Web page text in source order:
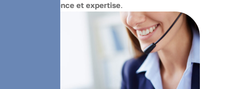
transparence et expertise.